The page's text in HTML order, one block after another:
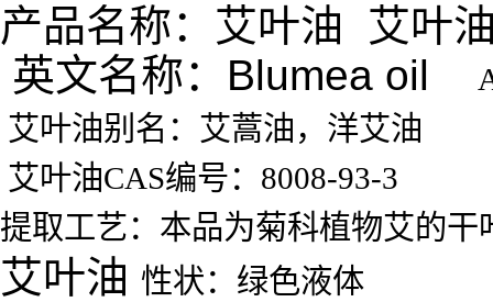
产品名称：艾叶油 艾叶
英文名称：Blumea oil
艾叶油别名：艾蒿油，洋艾油
艾叶油CAS编号：8008-93-3
提取工艺： 本品为菊科植物艾的
艾叶油 性状：绿色液体